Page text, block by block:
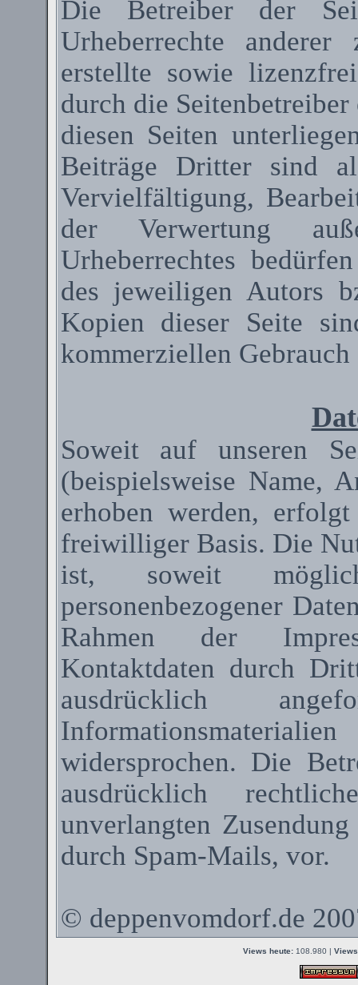
Die Betreiber der
Urheberrechte
erstellte sowie
durch die
diesen Seiten
Beiträge Dritter sind
Vervielfältigung,
der Verwertung
Urheberrechtes
des jeweiligen Autors
Kopien dieser Seite
kommerziellen Gebrauch
Soweit auf unseren
(beispielsweise Name,
erhoben werden,
freiwilliger Basis. Die
ist, soweit
personenbezogener
Rahmen der
Kontaktdaten durch
ausdrücklich
widersprochen. Die
ausdrücklich
unverlangten
durch Spam-Mails, vor.
© deppenvomdorf.de
Views heute: 108.980 |